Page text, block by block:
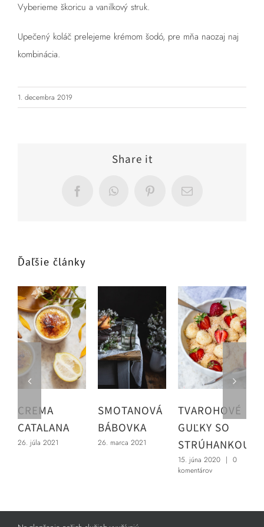
Vyberieme škoricu a vanilkový struk.
Upečený koláč prelejeme krémom šodó, pre mňa naozaj naj
kombinácia.
1. decembra 2019
Share it
FacebookWhatsAppPinterestEmail
Ďaľšie články
CREMA
CATALANA
26. júla 2021
SMOTANOVÁ
BÁBOVKA
26. marca 2021
TVAROHOVÉ
GUĽKY SO
STRÚHANKOU
15. júna 2020 | 0
komentárov